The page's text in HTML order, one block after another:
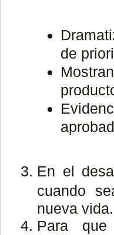
de
En el
cuando
nueva
Para